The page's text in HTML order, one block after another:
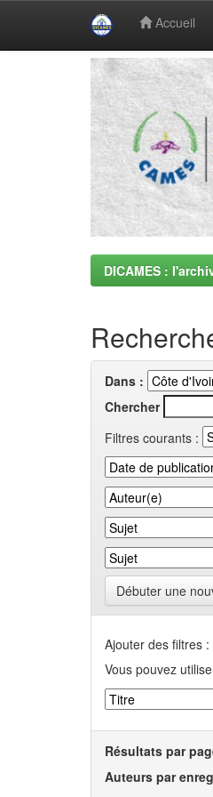
Accueil
DICAMES :
Dans :
Chercher
Filtres courants :
Débuter une
Ajouter des filtres :
Vous pouvez
Résultats par
Auteurs par